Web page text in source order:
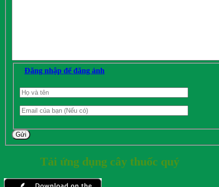
Đăng nhập để đăng ảnh
Gửi
Tải ứng dụng cây thuốc quý